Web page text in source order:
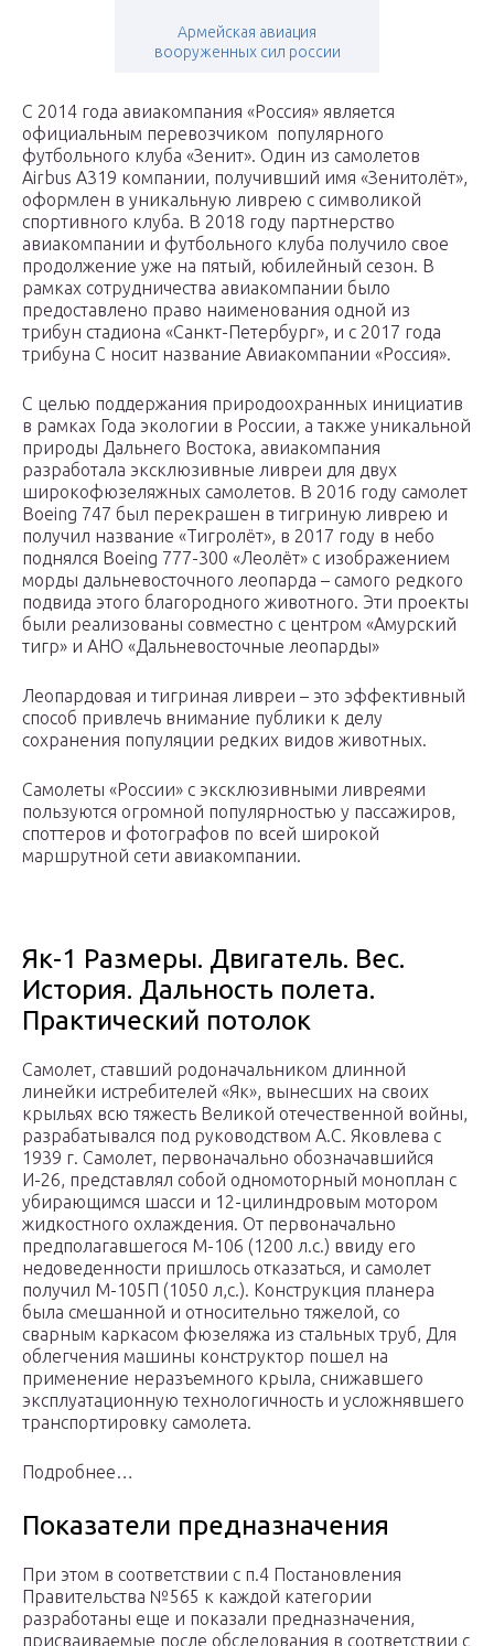
Армейская авиация
вооруженных сил россии
С 2014 года авиакомпания «Россия» является
официальным перевозчиком популярного
футбольного клуба «Зенит». Один из самолетов
Airbus A319 компании, получивший имя «Зенитолёт»,
оформлен в уникальную ливрею с символикой
спортивного клуба. В 2018 году партнерство
авиакомпании и футбольного клуба получило свое
продолжение уже на пятый, юбилейный сезон. В
рамках сотрудничества авиакомпании было
предоставлено право наименования одной из
трибун стадиона «Санкт-Петербург», и с 2017 года
трибуна С носит название Авиакомпании «Россия».
С целью поддержания природоохранных инициатив
в рамках Года экологии в России, а также уникальной
природы Дальнего Востока, авиакомпания
разработала эксклюзивные ливреи для двух
широкофюзеляжных самолетов. В 2016 году самолет
Boeing 747 был перекрашен в тигриную ливрею и
получил название «Тигролёт», в 2017 году в небо
поднялся Boeing 777-300 «Леолёт» с изображением
морды дальневосточного леопарда – самого редкого
подвида этого благородного животного. Эти проекты
были реализованы совместно с центром «Амурский
тигр» и АНО «Дальневосточные леопарды»
Леопардовая и тигриная ливреи – это эффективный
способ привлечь внимание публики к делу
сохранения популяции редких видов животных.
Самолеты «России» с эксклюзивными ливреями
пользуются огромной популярностью у пассажиров,
споттеров и фотографов по всей широкой
маршрутной сети авиакомпании.
Як-1 Размеры. Двигатель. Вес.
История. Дальность полета.
Практический потолок
Самолет, ставший родоначальником длинной
линейки истребителей «Як», вынесших на своих
крыльях всю тяжесть Великой отечественной войны,
разрабатывался под руководством А.С. Яковлева с
1939 г. Самолет, первоначально обозначавшийся
И-26, представлял собой одномоторный моноплан с
убирающимся шасси и 12-цилиндровым мотором
жидкостного охлаждения. От первоначально
предполагавшегося М-106 (1200 л.с.) ввиду его
недоведенности пришлось отказаться, и самолет
получил М-105П (1050 л,с.). Конструкция планера
была смешанной и относительно тяжелой, со
сварным каркасом фюзеляжа из стальных труб, Для
облегчения машины конструктор пошел на
применение неразъемного крыла, снижавшего
эксплуатационную технологичность и усложнявшего
транспортировку самолета.
Подробнее…
Показатели предназначения
При этом в соответствии с п.4 Постановления
Правительства №565 к каждой категории
разработаны еще и показали предназначения,
присваиваемые после обследования в соответствии с